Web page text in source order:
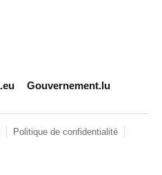
Gouvernement.lu
Politique de confidentialité